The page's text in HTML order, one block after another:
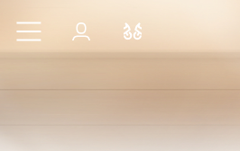
Przejdź do głównej treści
Zaloguj się